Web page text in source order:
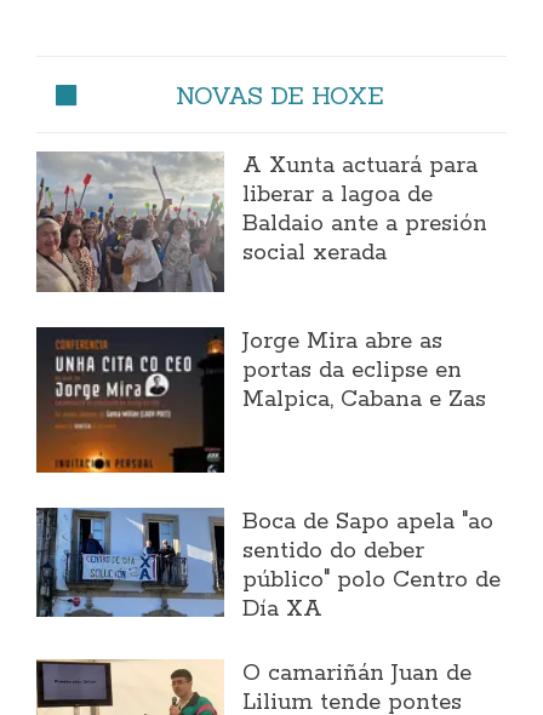
NOVAS DE HOXE
A Xunta actuará para
liberar a lagoa de
Baldaio ante a presión
social xerada
Jorge Mira abre as
portas da eclipse en
Malpica, Cabana e Zas
Boca de Sapo apela "ao
sentido do deber
público" polo Centro de
Día XA
O camariñán Juan de
Lilium tende pontes